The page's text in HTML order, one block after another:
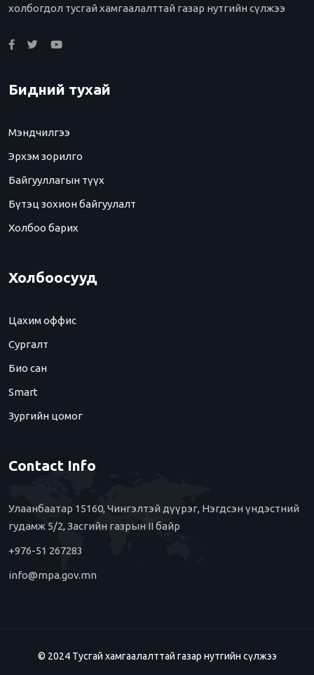
холбогдол тусгай хамгаалалттай газар нутгийн сүлжээ
Бидний тухай
Мэндчилгээ
Эрхэм зорилго
Байгууллагын түүх
Бүтэц зохион байгуулалт
Холбоо барих
Холбоосууд
Цахим оффис
Сургалт
Био сан
Smart
Зургийн цомог
Contact Info
Улаанбаатар 15160, Чингэлтэй дүүрэг, Нэгдсэн үндэстний
гудамж 5/2, Засгийн газрын II байр
+976-51 267283
info@mpa.gov.mn
© 2024 Тусгай хамгаалалттай газар нутгийн сүлжээ